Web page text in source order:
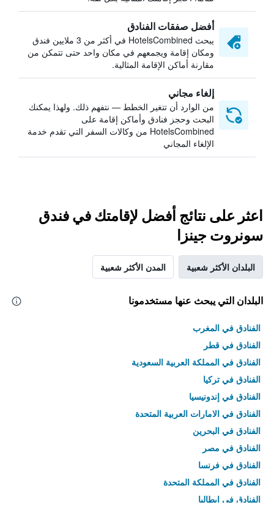
أفضل صفقات الفنادق
يبحث HotelsCombined في أكثر من 3 ملايين فندق
ومكان إقامة ويجمعهم في مكان واحد حتى تتمكن من
مقارنة أماكن الإقامة المثالية.
إلغاء مجاني
من الوارد أن تتغير الخطط — نتفهم ذلك. ولهذا يمكنك
البحث وحجز فنادق وأماكن إقامة على
HotelsCombined من وكالات السفر التي تقدم خدمة
الإلغاء المجاني
اعثر على نتائج أفضل لإقامتك في فندق
سونروت جينزا
البلدان الأكثر شعبية المدن الأكثر شعبية
البلدان التي يبحث عنها مستخدمونا
الفنادق في المغرب
الفنادق في قطر
الفنادق في المملكة العربية السعودية
الفنادق في تركيا
الفنادق في إندونيسيا
الفنادق في الامارات العربية المتحدة
الفنادق في البحرين
الفنادق في مصر
الفنادق في فرنسا
الفنادق في المملكة المتحدة
الفنادق في إيطاليا